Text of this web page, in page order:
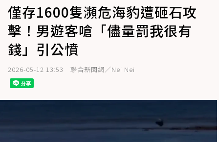
僅存1600隻瀕危海豹遭砸石攻
擊！男遊客嗆「儘量罰我很有
錢」引公憤
2026-05-12 13:53 聯合新聞網／Nei Nei